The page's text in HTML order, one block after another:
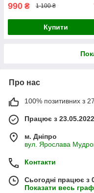
990 ₴ 1 100 ₴
Купити
Про нас
100% позитивних з 27
Працює з 23.05.2022
м. Дніпро
вул. Ярослава
Контакти
Сьогодні працює з
Показати весь